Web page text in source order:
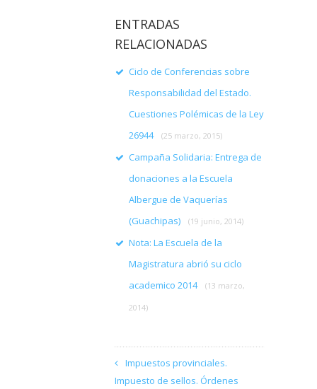
ENTRADAS
RELACIONADAS
Ciclo de Conferencias sobre
Responsabilidad del Estado.
Cuestiones Polémicas de la Ley
26944
(25 marzo, 2015)
Campaña Solidaria: Entrega de
donaciones a la Escuela
Albergue de Vaquerías
(Guachipas)
(19 junio, 2014)
Nota: La Escuela de la
Magistratura abrió su ciclo
academico 2014
(13 marzo,
2014)
Impuestos provinciales.
Impuesto de sellos. Órdenes